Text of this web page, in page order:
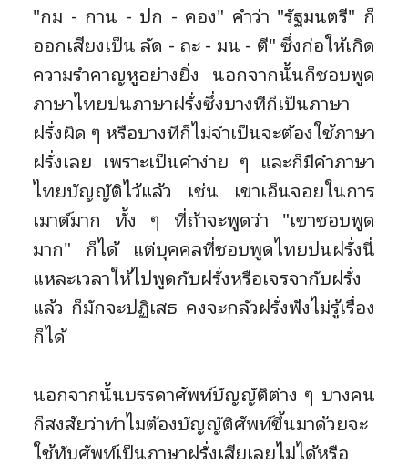
"กม - กาน - ปก - คอง" คำว่า "รัฐมนตรี" ก็
ออกเสียงเป็น ลัด - ถะ - มน - ตี" ซึ่งก่อให้เกิด
ความรำคาญหูอย่างยิ่ง นอกจากนั้นก็ชอบพูด
ภาษาไทยปนภาษาฝรั่งซึ่งบางทีก็เป็นภาษา
ฝรั่งผิด ๆ หรือบางทีก็ไม่จำเป็นจะต้องใช้ภาษา
ฝรั่งเลย เพราะเป็นคำง่าย ๆ และก็มีคำภาษา
ไทยบัญญัติไว้แล้ว เช่น เขาเอ็นจอยในการ
เมาต์มาก ทั้ง ๆ ที่ถ้าจะพูดว่า "เขาชอบพูด
มาก" ก็ได้ แต่บุคคลที่ชอบพูดไทยปนฝรั่งนี่
แหละเวลาให้ไปพูดกับฝรั่งหรือเจรจากับฝรั่ง
แล้ว ก็มักจะปฏิเสธ คงจะกลัวฝรั่งฟังไม่รู้เรื่อง
ก็ได้
นอกจากนั้นบรรดาศัพท์บัญญัติต่าง ๆ บางคน
ก็สงสัยว่าทำไมต้องบัญญัติศัพท์ขึ้นมาด้วยจะ
ใช้ทับศัพท์เป็นภาษาฝรั่งเสียเลยไม่ได้หรือ